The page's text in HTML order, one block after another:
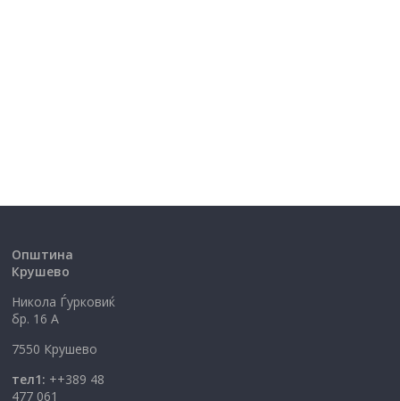
Општина
Крушево
Никола Ѓурковиќ
бр. 16 А
7550 Крушево
тел1: ++389 48
477 061